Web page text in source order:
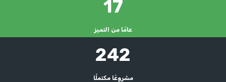
17
عامًا من التميز
242
مشروعًا مكتملًا